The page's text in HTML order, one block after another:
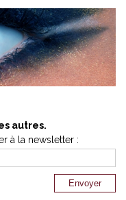
autres.
à la newsletter :